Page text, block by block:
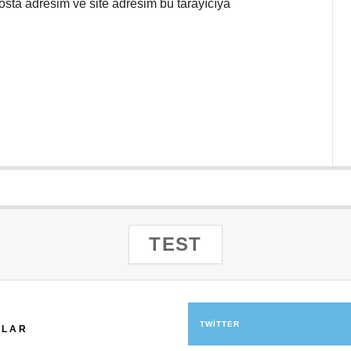
adresim ve site adresim bu tarayıcıya
TEST
TWITTER